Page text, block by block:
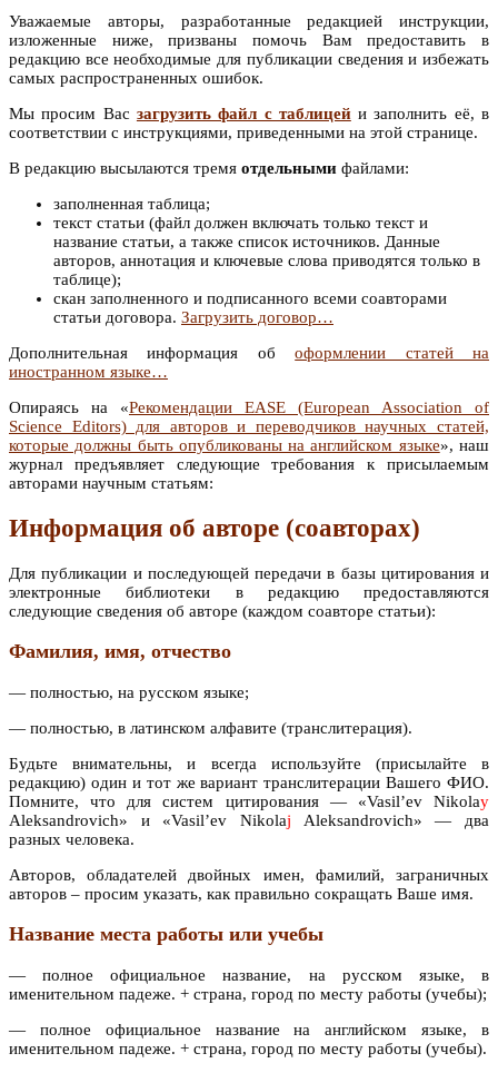
Уважаемые авторы, разработанные редакцией инструкции,
изложенные ниже, призваны помочь Вам предоставить в
редакцию все необходимые для публикации сведения и избежать
самых распространенных ошибок.
Мы просим Вас загрузить файл с таблицейи заполнить её, в
соответствии с инструкциями, приведенными на этой странице.
В редакцию высылаются тремя отдельными файлами:
заполненная таблица;
текст статьи (файл должен включать только текст и
название статьи, а также список источников. Данные
авторов, аннотация и ключевые слова приводятся только в
таблице);
скан заполненного и подписанного всеми соавторами
статьи договора. Загрузить договор…
Дополнительная информация обоформлении статей на
иностранном языке…
Опираясь на «Рекомендации EASE (European Association of
Science Editors) для авторов и переводчиков научных статей,
которые должны быть опубликованы на английском языке», наш
журнал предъявляет следующие требования к присылаемым
авторами научным статьям:
Информация об авторе (соавторах)
Для публикации и последующей передачи в базы цитирования и
электронные библиотеки в редакцию предоставляются
следующие сведения об авторе (каждом соавторе статьи):
Фамилия, имя, отчество
— полностью, на русском языке;
— полностью, в латинском алфавите (транслитерация).
Будьте внимательны, и всегда используйте (присылайте в
редакцию) один и тот же вариант транслитерации Вашего ФИО.
Помните, что для систем цитирования — «Vasil’ev Nikolay
Aleksandrovich» и «Vasil’ev Nikolaj Aleksandrovich» — два
разных человека.
Авторов, обладателей двойных имен, фамилий, заграничных
авторов – просим указать, как правильно сокращать Ваше имя.
Название места работы или учебы
— полное официальное название, на русском языке, в
именительном падеже. + страна, город по месту работы (учебы);
— полное официальное название на английском языке, в
именительном падеже. + страна, город по месту работы (учебы).